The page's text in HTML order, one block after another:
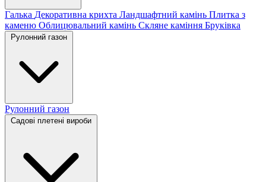
Галька Декоративна крихта Ландшафтний камінь Плитка з
каменю Облицювальний камінь Скляне каміння Бруківка
Рулонний газон
Рулонний газон
Садові плетені вироби